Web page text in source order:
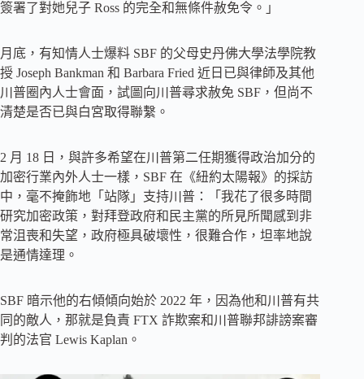
簽署了對她兒子 Ross 的完全和無條件赦免令。」
月底，有知情人士爆料 SBF 的父母史丹佛大學法學院教
授 Joseph Bankman 和 Barbara Fried 近日已與律師及其他
川普圈內人士會面，試圖向川普尋求赦免 SBF，但尚不
清楚是否已與白宮取得聯繫。
2 月 18 日，與許多希望在川普第二任期獲得政治加分的
加密行業內外人士一樣，SBF 在《紐約太陽報》的採訪
中，毫不掩飾地「站隊」支持川普：「我花了很多時間
研究加密政策，對拜登政府和民主黨的所見所聞感到非
常沮喪和失望，政府極具破壞性，很難合作，坦率地說
是通情達理。
SBF 暗示他的右傾傾向始於 2022 年，因為他和川普有共
同的敵人，那就是負責 FTX 詐欺案和川普聯邦誹謗案審
判的法官 Lewis Kaplan。